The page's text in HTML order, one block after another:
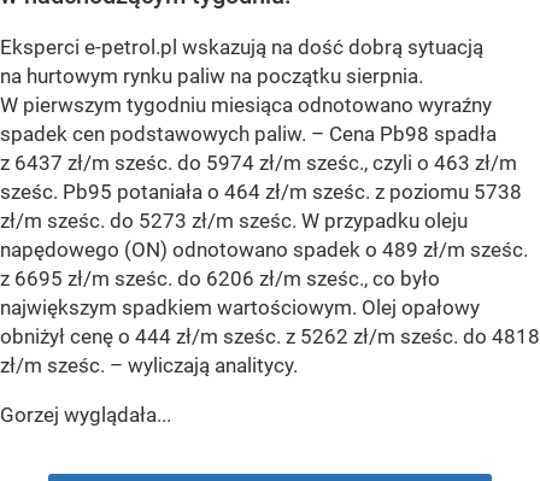
Eksperci e-petrol.pl wskazują na dość dobrą sytuacją
na hurtowym rynku paliw na początku sierpnia.
W pierwszym tygodniu miesiąca odnotowano wyraźny
spadek cen podstawowych paliw. – Cena Pb98 spadła
z 6437 zł/m sześc. do 5974 zł/m sześc., czyli o 463 zł/m
sześc. Pb95 potaniała o 464 zł/m sześc. z poziomu 5738
zł/m sześc. do 5273 zł/m sześc. W przypadku oleju
napędowego (ON) odnotowano spadek o 489 zł/m sześc.
z 6695 zł/m sześc. do 6206 zł/m sześc., co było
największym spadkiem wartościowym. Olej opałowy
obniżył cenę o 444 zł/m sześc. z 5262 zł/m sześc. do 4818
zł/m sześc. – wyliczają analitycy.
Gorzej wyglądała...